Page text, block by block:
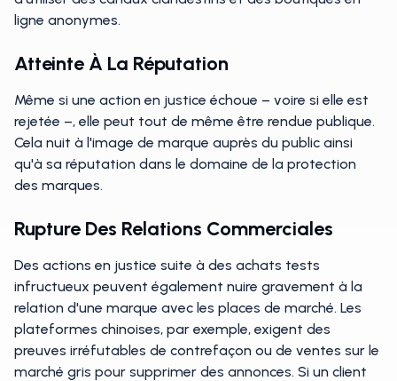
ligne anonymes.
Atteinte À La Réputation
Même si une action en justice échoue – voire si elle est
rejetée –, elle peut tout de même être rendue publique.
Cela nuit à l'image de marque auprès du public ainsi
qu'à sa réputation dans le domaine de la protection
des marques.
Rupture Des Relations Commerciales
Des actions en justice suite à des achats tests
infructueux peuvent également nuire gravement à la
relation d'une marque avec les places de marché. Les
plateformes chinoises, par exemple, exigent des
preuves irréfutables de contrefaçon ou de ventes sur le
marché gris pour supprimer des annonces. Si un client